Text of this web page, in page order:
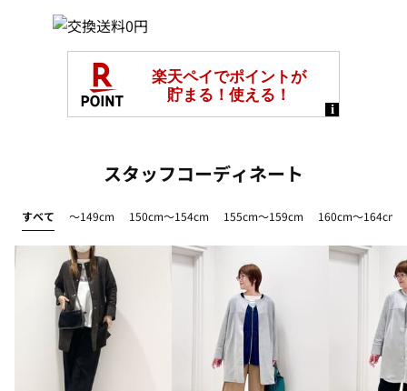
スタッフコーディネート
すべて ～149cm 150cm～154cm 155cm～159cm 160cm～164cm